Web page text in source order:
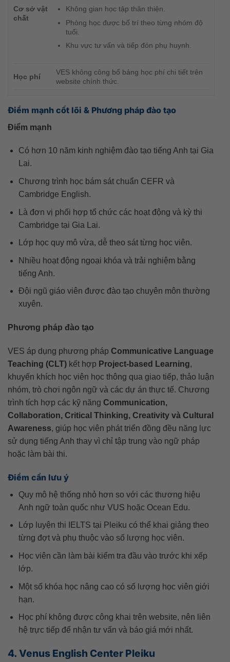
Cơ sở vật
chất
Không gian học tập thân thiện.
Phòng học được bố trí theo từng nhóm độ
tuổi.
Khu vực tư vấn và tiếp đón phụ huynh.
Học phí
VES không công bố bảng học phí chi tiết trên
website chính thức.
Điểm mạnh cốt lõi & Phương pháp đào tạo
Điểm mạnh
Có hơn 10 năm kinh nghiệm đào tạo tiếng Anh tại Gia
Lai.
Chương trình học bám sát chuẩn CEFR và
Cambridge English.
Là đơn vị phối hợp tổ chức các hoạt động và kỳ thi
Cambridge tại Gia Lai.
Lớp học quy mô vừa, dễ theo sát từng học viên.
Nhiều hoạt động ngoại khóa và trải nghiệm bằng
tiếng Anh.
Đội ngũ giáo viên được đào tạo chuyên môn thường
xuyên.
Phương pháp đào tạo
VES áp dụng phương pháp Communicative Language
Teaching (CLT) kết hợp Project-based Learning,
khuyến khích học viên học thông qua giao tiếp, thảo luận
nhóm, trò chơi ngôn ngữ và các dự án thực tế. Chương
trình tích hợp các kỹ năng Communication,
Collaboration, Critical Thinking, Creativity và Cultural
Awareness, giúp học viên phát triển đồng đều năng lực
sử dụng tiếng Anh thay vì chỉ tập trung vào ngữ pháp
hoặc làm bài thi.
Điểm cần lưu ý
Quy mô hệ thống nhỏ hơn so với các thương hiệu
Anh ngữ toàn quốc như VUS hoặc Ocean Edu.
Lớp luyện thi IELTS tại Pleiku có thể khai giảng theo
từng đợt và phụ thuộc vào số lượng học viên.
Học viên cần làm bài kiểm tra đầu vào trước khi xếp
lớp.
Một số khóa học nâng cao có số lượng học viên giới
hạn.
Học phí không được công khai trên website, nên liên
hệ trực tiếp để nhận tư vấn và báo giá mới nhất.
4. Venus English Center Pleiku